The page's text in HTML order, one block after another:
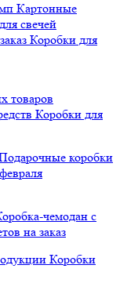
Картонные
свечей
Коробки для
товаров
Коробки для
коробки
чемодан с
на заказ
Коробки